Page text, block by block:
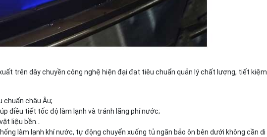
trên dây chuyền công nghệ hiện đại đạt tiêu chuẩn quản lý chất lượng, tiết kiệm
chuẩn châu Âu;
điều tiết tốc độ làm lạnh và tránh lãng phí nước;
liệu bền…
làm lạnh khí nước, tự động chuyển xuống tủ ngăn bảo ôn bên dưới không cần di